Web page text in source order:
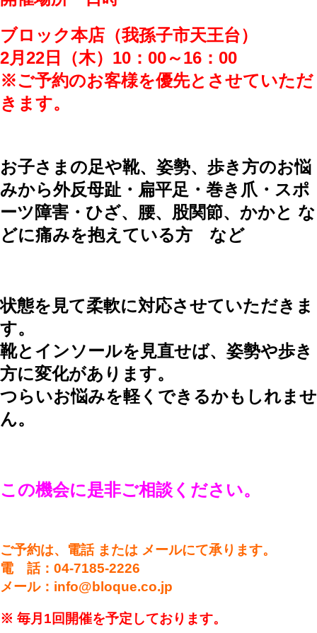
ブロック本店（我孫子市天王台）
2月22日（木）10：00～16：00
※ご予約のお客様を優先とさせていただ
きます。
お子さまの足や靴、姿勢、歩き方のお悩
みから外反母趾・扁平足・巻き爪・スポ
ーツ障害・ひざ、腰、股関節、かかと な
どに痛みを抱えている方 など
状態を見て柔軟に対応させていただきま
す。
靴とインソールを見直せば、姿勢や歩き
方に変化があります。
つらいお悩みを軽くできるかもしれませ
ん。
この機会に是非ご相談ください。
ご予約は、電話 または メールにて承ります。
電 話：04-7185-2226
メール：info@bloque.co.jp
※ 毎月1回開催を予定しております。